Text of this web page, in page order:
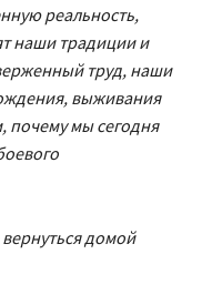
реальность,
наши традиции и
труд, наши
выживания
почему мы сегодня
домой